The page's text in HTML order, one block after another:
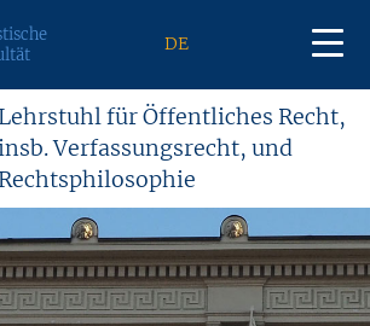
DE
Lehrstuhl für Öffentliches Recht,
Verfassungsrecht, und
Rechtsphilosophie